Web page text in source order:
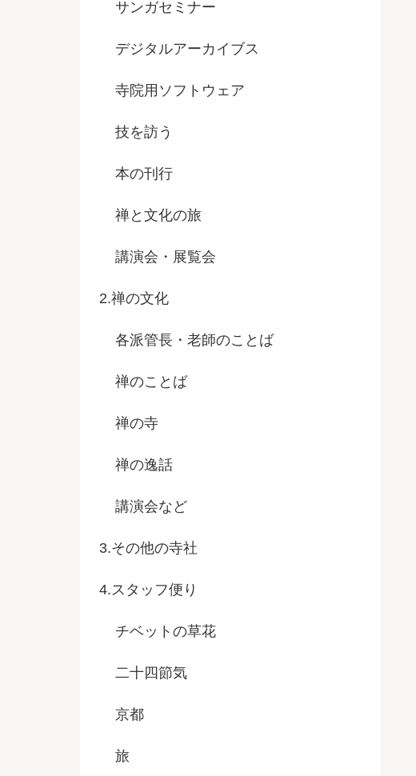
サンガセミナー
デジタルアーカイブス
寺院用ソフトウェア
技を訪う
本の刊行
禅と文化の旅
講演会・展覧会
2.禅の文化
各派管長・老師のことば
禅のことば
禅の寺
禅の逸話
講演会など
3.その他の寺社
4.スタッフ便り
チベットの草花
二十四節気
京都
旅